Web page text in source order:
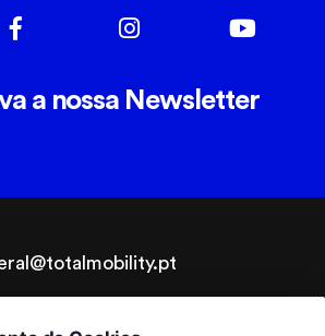
a nossa Newsletter